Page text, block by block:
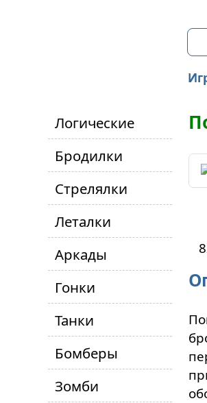
Логические
Бродилки
Стрелялки
Леталки
Аркады
Гонки
Танки
Бомберы
Зомби